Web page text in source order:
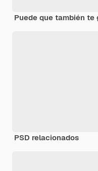
Puede que también
PSD relacionados